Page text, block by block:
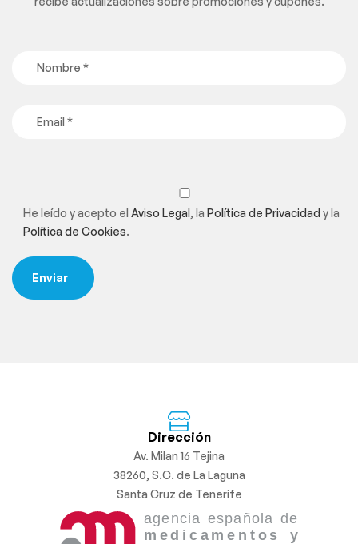
He leído y acepto el Aviso Legal, la Política de Privacidady la
Política de Cookies.
Dirección
Av. Milan 16 Tejina
38260, S.C. de La Laguna
Santa Cruz de Tenerife